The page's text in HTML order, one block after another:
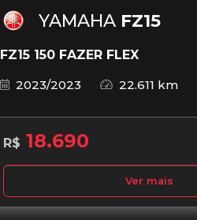
YAMAHA FZ15
FZ15 150 FAZER FLEX
2023/2023
22.611 km
R$ 18.690
Ver mais